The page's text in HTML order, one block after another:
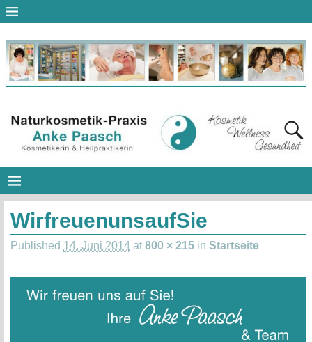
WirfreuenunsaufSie
Published 14. Juni 2014at 800 × 215in Startseite